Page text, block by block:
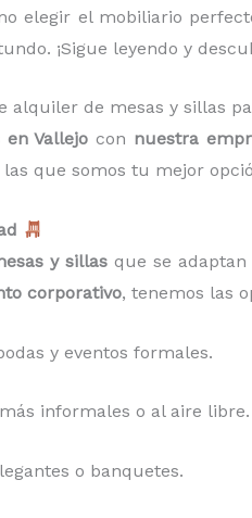
elegir el mobiliario
¡Sigue leyendo y
alquiler de mesas y sillas
Vallejo con nuestra
que somos tu mejor
y sillas que se
corporativo, tenemos las
y eventos formales.
informales o al aire libre.
o banquetes.